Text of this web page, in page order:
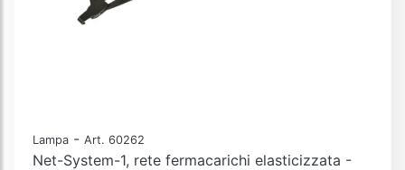
Lampa - Art. 60262
Net-System-1, rete fermacarichi elasticizzata -